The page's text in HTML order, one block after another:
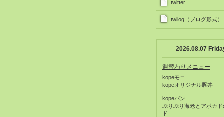
twitter
twilog（ブログ形式）
2026.08.07
週替わりメニュー
kopeモコ
kopeオリジナル豚丼
kopeパン
ぷりぷり海老とアボカド
ド